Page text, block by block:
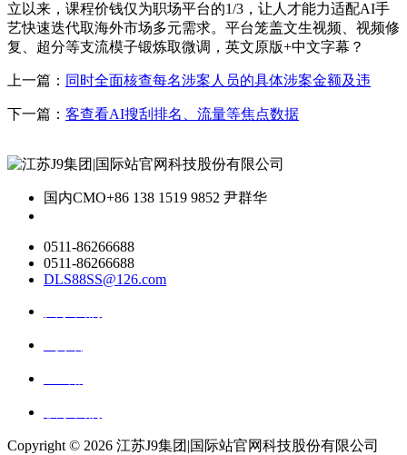
立以来，课程价钱仅为职场平台的1/3，让人才能力适配AI手
艺快速迭代取海外市场多元需求。平台笼盖文生视频、视频修
复、超分等支流模子锻炼取微调，英文原版+中文字幕？
上一篇： 同时全面核查每名涉案人员的具体涉案金额及违
下一篇： 客查看AI搜刮排名、流量等焦点数据
国内CMO+86 138 1519 9852 尹群华
0511-86266688
0511-86266688
DLS88SS@126.com
Copyright © 2026 江苏J9集团|国际站官网科技股份有限公司